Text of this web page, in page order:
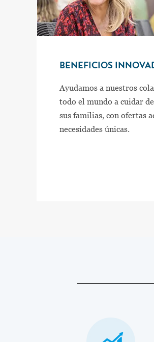
BENEFICIOS
Ayudamos a nuestros
todo el mundo a cuidar
sus familias, con ofertas
necesidades únicas.